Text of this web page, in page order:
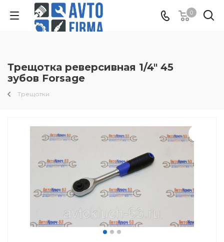
0
Трещотка реверсивная 1/4" 45
зубов Forsage
Трещотки